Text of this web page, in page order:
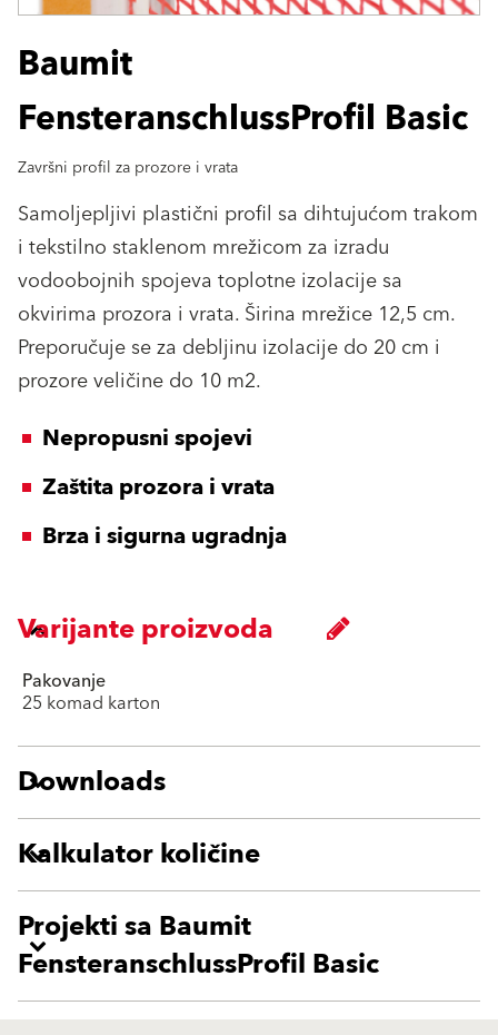
Baumit
FensteranschlussProfil Basic
Završni profil za prozore i vrata
Samoljepljivi plastični profil sa dihtujućom trakom
i tekstilno staklenom mrežicom za izradu
vodoobojnih spojeva toplotne izolacije sa
okvirima prozora i vrata. Širina mrežice 12,5 cm.
Preporučuje se za debljinu izolacije do 20 cm i
prozore veličine do 10 m2.
Nepropusni spojevi
Zaštita prozora i vrata
Brza i sigurna ugradnja
Varijante proizvoda
Pakovanje
25 komad karton
Downloads
Kalkulator količine
Projekti sa Baumit
FensteranschlussProfil Basic